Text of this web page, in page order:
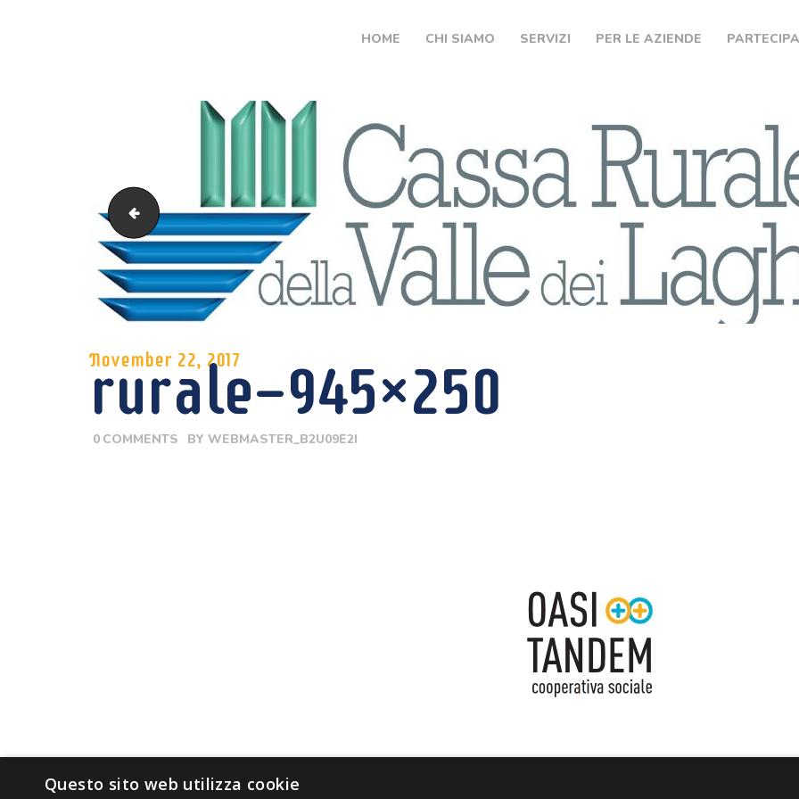
HOME CHI SIAMO SERVIZI PER LE AZIENDE PARTECIPA
PER LE AZIENDE
PARTECIPA
MEDIA
WHISTLEBLOWIN
G
PAT.1355925772
November 22, 2017
rurale-945×250
0 COMMENTS BY WEBMASTER_B2U09E2I
Questo sito web utilizza cookie